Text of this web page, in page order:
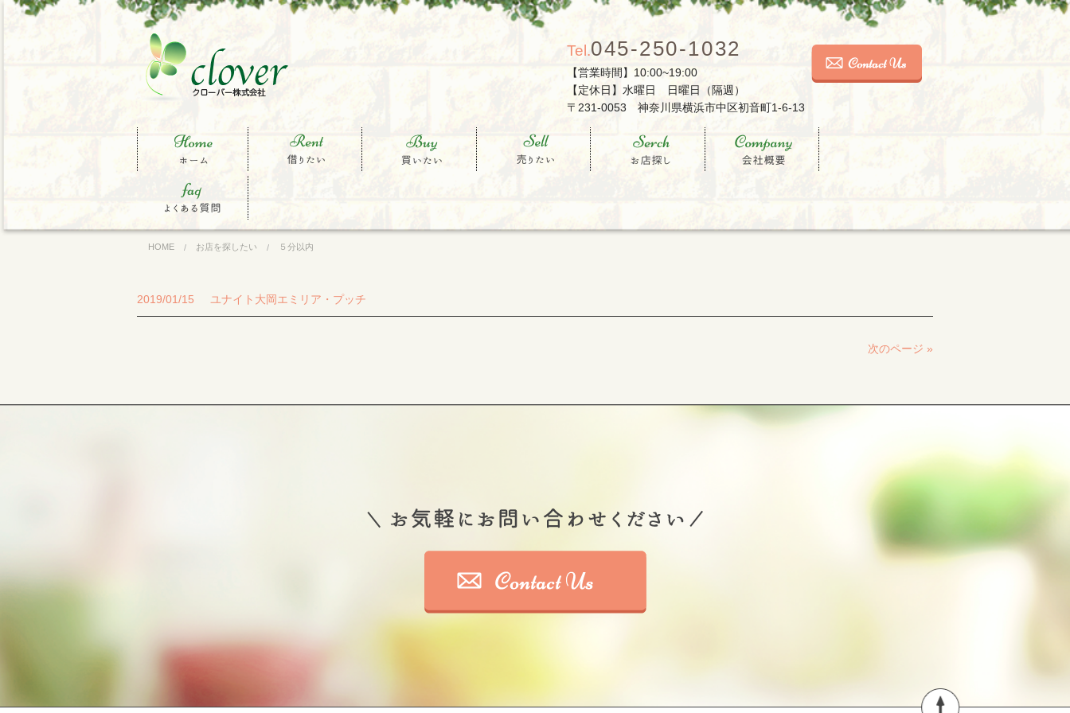
Tel.045-250-1032
【営業時間】10:00~19:00
【定休日】水曜日 日曜日（隔週）
〒231-0053 神奈川県横浜市中区初音町1-6-13
借りたい 買いたい 売りたい お店を探す 会社概要
HOME お店を探したい ５分以内
2019/01/15 ユナイト大岡エミリア・プッチ
次のページ »